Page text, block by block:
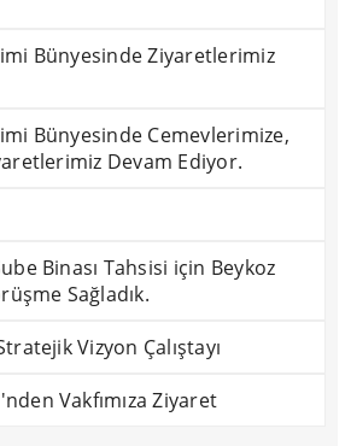
Bünyesinde Ziyaretlerimiz
Bünyesinde Cemevlerimize,
Devam Ediyor.
Binası Tahsisi için Beykoz
Sağladık.
Vizyon Çalıştayı
Vakfımıza Ziyaret